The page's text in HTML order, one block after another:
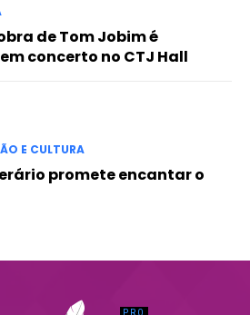
dolorde Tom Jobim é
concerto no CTJ Hall
E CULTURA
promete encantar o